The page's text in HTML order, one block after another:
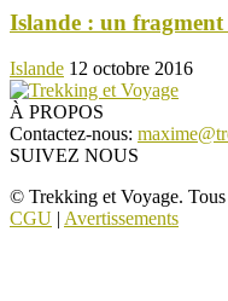
Islande : un fragment
Islande 12 octobre 2016
À PROPOS
Contactez-nous:
SUIVEZ NOUS
© Trekking et Voyage. Tous
CGU | Avertissements